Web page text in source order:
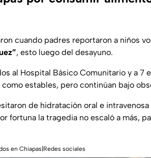
cuando padres reportaron a niños
, esto luego del desayuno.
al Hospital Básico Comunitario y a 7
como estables, pero continúan bajo
de hidratación oral e
fortuna la tragedia no escaló a más,
en Chiapas|Redes sociales